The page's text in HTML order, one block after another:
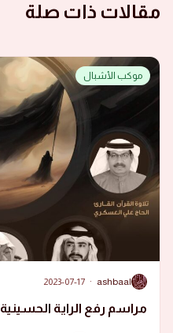
مقالات ذات صلة
موكب الأشبال
A
ashbaal
·
2023-07-17
مراسم رفع الراية الحسينية 1445 هجرية